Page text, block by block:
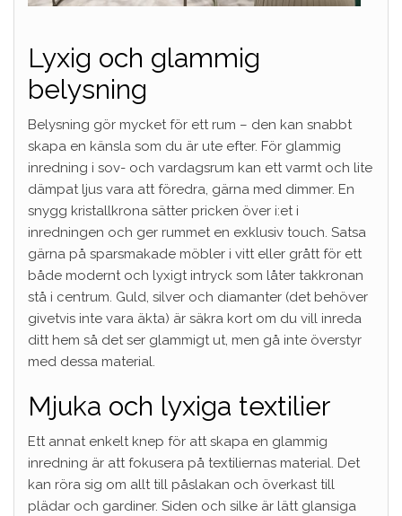
Lyxig och glammig
belysning
Belysning gör mycket för ett rum – den kan snabbt
skapa en känsla som du är ute efter. För glammig
inredning i sov- och vardagsrum kan ett varmt och lite
dämpat ljus vara att föredra, gärna med dimmer. En
snygg kristallkrona sätter pricken över i:et i
inredningen och ger rummet en exklusiv touch. Satsa
gärna på sparsmakade möbler i vitt eller grått för ett
både modernt och lyxigt intryck som låter takkronan
stå i centrum. Guld, silver och diamanter (det behöver
givetvis inte vara äkta) är säkra kort om du vill inreda
ditt hem så det ser glammigt ut, men gå inte överstyr
med dessa material.
Mjuka och lyxiga textilier
Ett annat enkelt knep för att skapa en glammig
inredning är att fokusera på textiliernas material. Det
kan röra sig om allt till påslakan och överkast till
plädar och gardiner. Siden och silke är lätt glansiga